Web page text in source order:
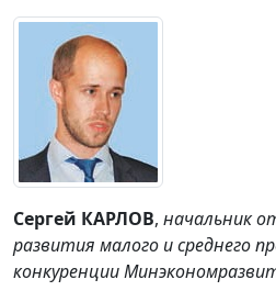
Сергей КАРЛОВ, начальник
развития малого и среднего
конкуренции